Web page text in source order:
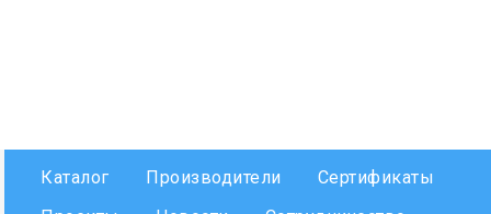
Каталог Производители
Сертификаты